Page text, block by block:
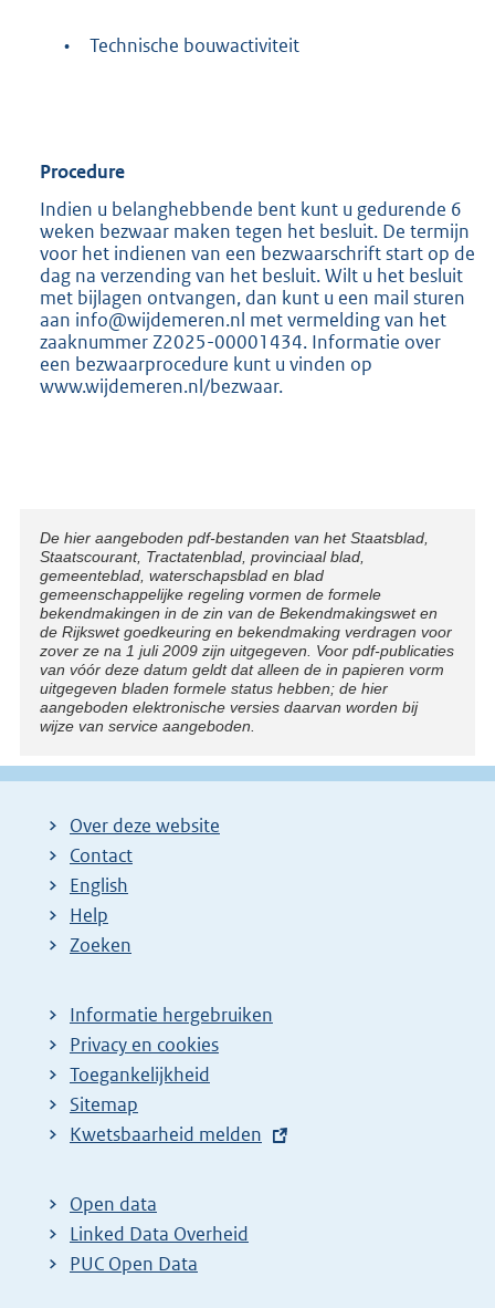
• Technische bouwactiviteit
Procedure
Indien u belanghebbende bent kunt u gedurende 6
weken bezwaar maken tegen het besluit. De termijn
voor het indienen van een bezwaarschrift start op de
dag na verzending van het besluit. Wilt u het besluit
met bijlagen ontvangen, dan kunt u een mail sturen
aan info@wijdemeren.nl met vermelding van het
zaaknummer Z2025-00001434. Informatie over
een bezwaarprocedure kunt u vinden op
www.wijdemeren.nl/bezwaar.
Disclaimer
De hier aangeboden pdf-bestanden van het Staatsblad,
Staatscourant, Tractatenblad, provinciaal blad,
gemeenteblad, waterschapsblad en blad
gemeenschappelijke regeling vormen de formele
bekendmakingen in de zin van de Bekendmakingswet en
de Rijkswet goedkeuring en bekendmaking verdragen voor
zover ze na 1 juli 2009 zijn uitgegeven. Voor pdf-publicaties
van vóór deze datum geldt dat alleen de in papieren vorm
uitgegeven bladen formele status hebben; de hier
aangeboden elektronische versies daarvan worden bij
wijze van service aangeboden.
Over deze website
Contact
English
Help
Zoeken
Informatie hergebruiken
Privacy en cookies
Toegankelijkheid
Sitemap
E
t
e
r
Kwetsbaarheid melden
Open data
Linked Data Overheid
PUC Open Data